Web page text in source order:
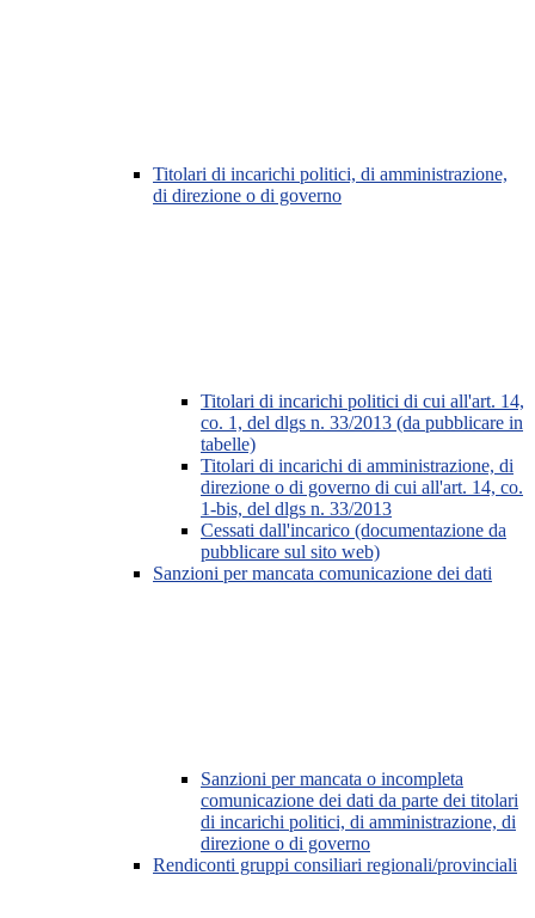
Titolari di incarichi politici, di amministrazione,
di direzione o di governo
Titolari di incarichi politici di cui all'art. 14,
co. 1, del dlgs n. 33/2013 (da pubblicare in
tabelle)
Titolari di incarichi di amministrazione, di
direzione o di governo di cui all'art. 14, co.
1-bis, del dlgs n. 33/2013
Cessati dall'incarico (documentazione da
pubblicare sul sito web)
Sanzioni per mancata comunicazione dei dati
Sanzioni per mancata o incompleta
comunicazione dei dati da parte dei titolari
di incarichi politici, di amministrazione, di
direzione o di governo
Rendiconti gruppi consiliari regionali/provinciali